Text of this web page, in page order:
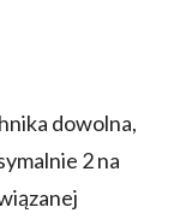
dowolna,
2 na